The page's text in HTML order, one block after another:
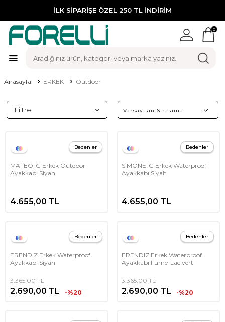
İLK SİPARİŞE ÖZEL 250 TL İNDİRİM
0
Anasayfa ERKEK Outdoor
Filtre
Bedenler
MATEO-G Erkek Outdoor
Ayakkabı Siyah
4.655,00 TL
Bedenler
SIMONE-G Erkek Waterproof
Ayakkabı Siyah
4.655,00 TL
Bedenler
ERENDIZ Erkek Waterproof
Ayakkabı Siyah
3.365,00TL
2.690,00 TL -%20
Bedenler
ERENDIZ Erkek Waterproof
Ayakkabı Füme-Lacivert
3.365,00TL
2.690,00 TL -%20